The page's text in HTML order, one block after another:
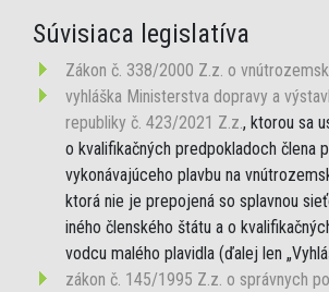
Súvisiaca legislatíva
Zákon č. 338/2000 Z.z. o
vyhláška Ministerstva dopravy a
republiky č. 423/2021 Z.z., ktorou sa
o kvalifikačných predpokladoch člena
vykonávajúceho plavbu na
ktorá nie je prepojená so splavnou
iného členského štátu a o
vodcu malého plavidla (ďalej len
zákon č. 145/1995 Z.z. o správnych